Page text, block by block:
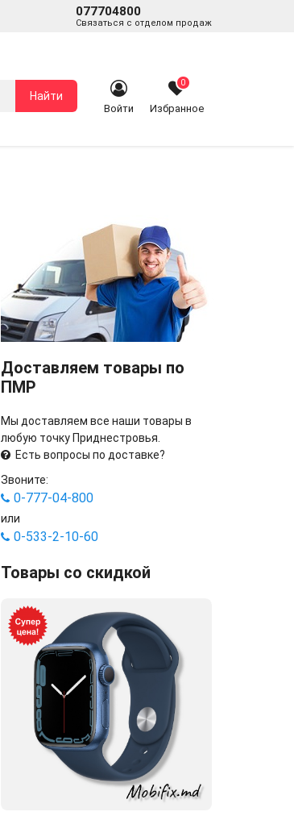
077704800
Связаться с отделом продаж
Найти
Войти
0
Избранное
Доставляем товары по
ПМР
Мы доставляем все наши товары в
любую точку Приднестровья.
Есть вопросы по доставке?
Звоните:
0-777-04-800
или
0-533-2-10-60
Товары со скидкой